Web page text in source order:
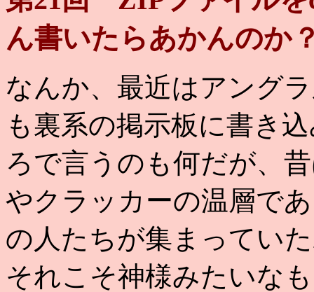
ん書いたらあかんのか
なんか、最近はアング
も裏系の掲示板に書き
ろで言うのも何だが、
やクラッカーの温層で
の人たちが集まってい
それこそ神様みたいな